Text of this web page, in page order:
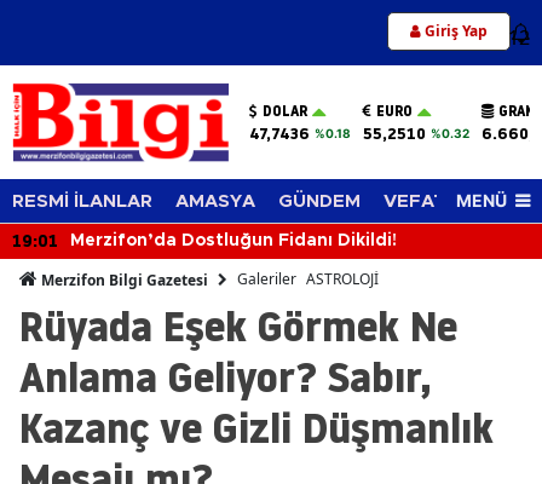
Giriş Yap 12
DOLAR
47,7436 %0.18
EURO
55,2510 %0.32
RESMİ İLANLAR AMASYA GÜNDEM VEFAT EDENLER
MENÜ
Fidanı Dikildi! 18:31 Eğitimci Hasan
Merzifon Bilgi Gazetesi Galeriler ASTROLOJİ
Rüyada Eşek Görmek Ne
Anlama Geliyor? Sabır,
Kazanç ve Gizli Düşmanlık